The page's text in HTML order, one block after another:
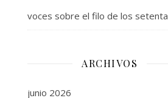
voces sobre el filo de los setenta
ARCHIVOS
junio 2026